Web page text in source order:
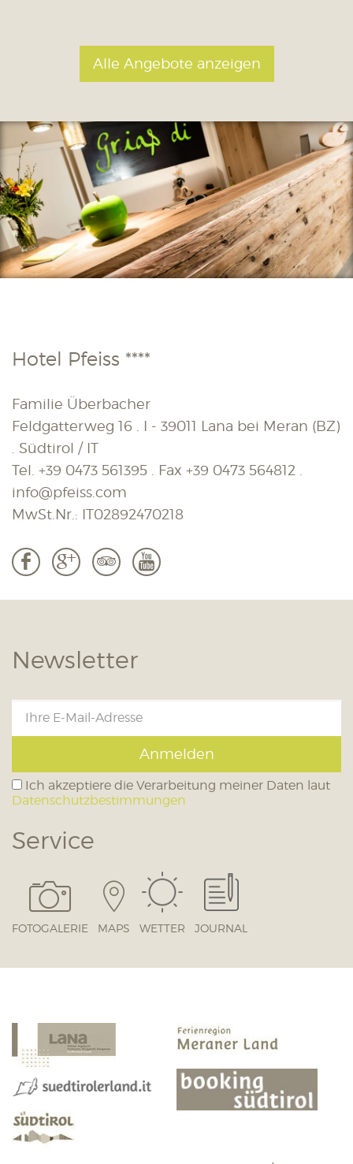
Alle Angebote anzeigen
Hotel Pfeiss ****
Familie Überbacher
Feldgatterweg 16 . I - 39011 Lana bei Meran (BZ)
. Südtirol / IT
Tel. +39 0473 561395 . Fax +39 0473 564812
info@pfeiss.com
MwSt.Nr.: IT02892470218
b c 3 r
Newsletter
Anmelden
Ich akzeptiere die Verarbeitung meiner Daten laut
Datenschutzbestimmungen
Service
FOTOGALERIE MAPS WETTER JOURNAL